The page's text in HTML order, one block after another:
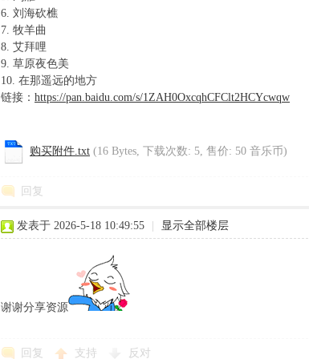
6. 刘海砍樵
7. 牧羊曲
8. 艾拜哩
9. 草原夜色美
10. 在那遥远的地方
链接： https://pan.baidu.com/s/1ZAH0OxcqhCFClt2HCYcwqw
购买附件.txt (16 Bytes, 下载次数: 5, 售价: 50 音乐币)
回复
发表于 2026-5-18 10:49:55 显示全部楼层
谢谢分享资源
回复 支持 反对